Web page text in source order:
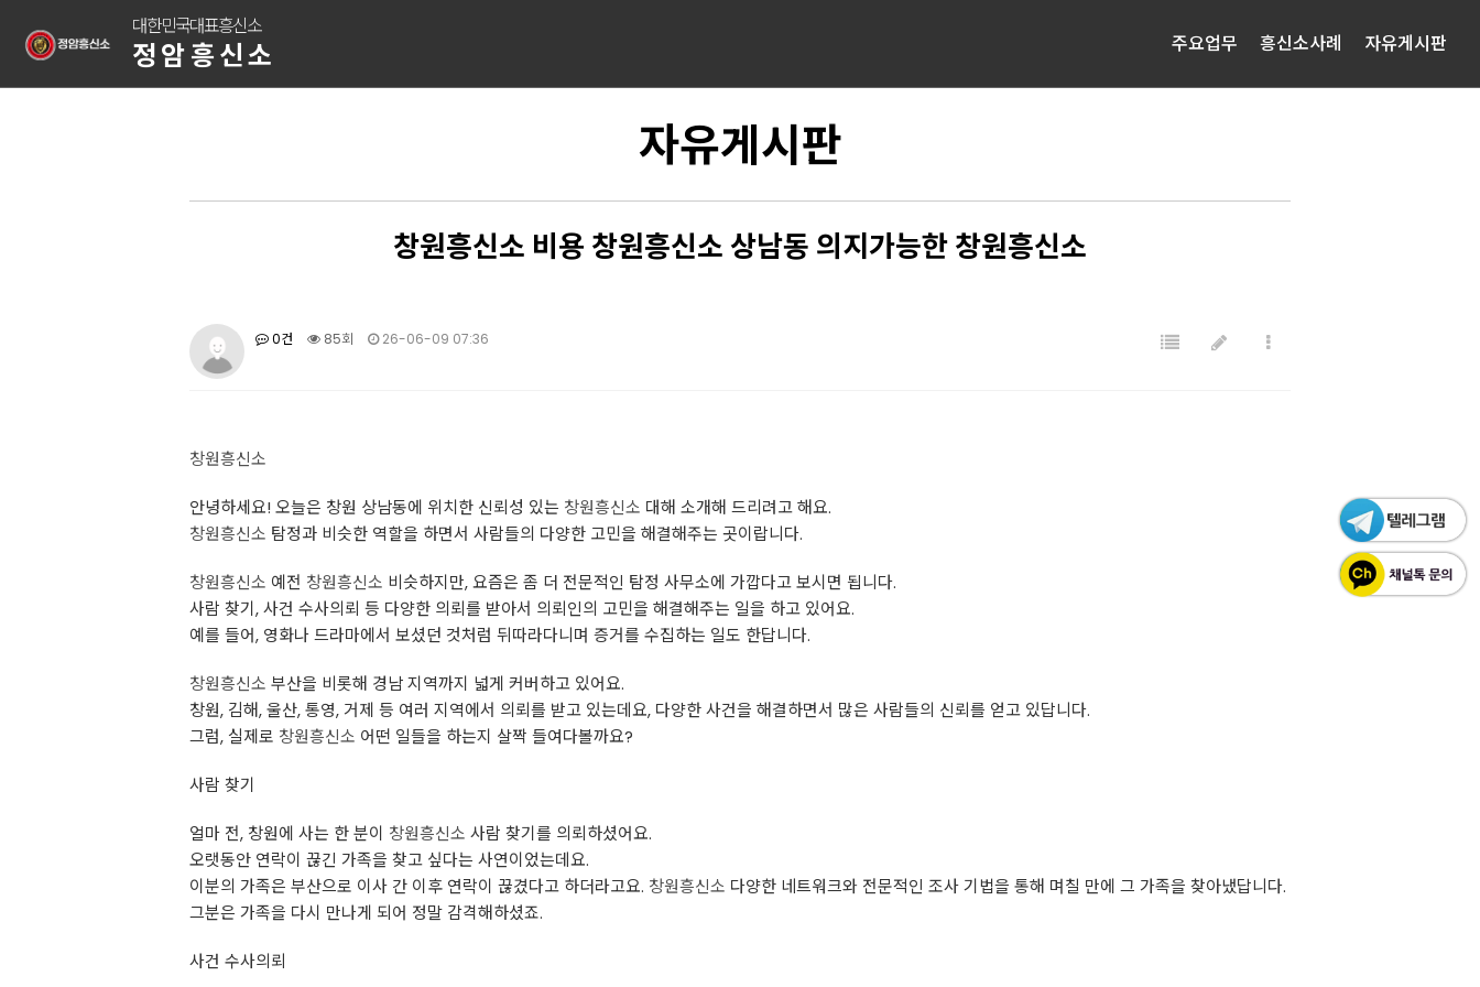
대한민국대표흥신소
정암흥신소 주요업무 흥신소사례 자유게시판
자유게시판
창원흥신소 비용 창원흥신소 상남동 의지가능한 창원흥신소
0건 85회 26-06-09 07:36
창원흥신소
안녕하세요! 오늘은 창원 상남동에 위치한 신뢰성 있는 창원흥신소 대해 소개해 드리려고 해요.
창원흥신소 탐정과 비슷한 역할을 하면서 사람들의 다양한 고민을 해결해주는 곳이랍니다.
창원흥신소 예전 창원흥신소 비슷하지만, 요즘은 좀 더 전문적인 탐정 사무소에 가깝다고 보시면 됩니다.
사람 찾기, 사건 수사의뢰 등 다양한 의뢰를 받아서 의뢰인의 고민을 해결해주는 일을 하고 있어요.
예를 들어, 영화나 드라마에서 보셨던 것처럼 뒤따라다니며 증거를 수집하는 일도 한답니다.
창원흥신소 부산을 비롯해 경남 지역까지 넓게 커버하고 있어요.
창원, 김해, 울산, 통영, 거제 등 여러 지역에서 의뢰를 받고 있는데요, 다양한 사건을 해결하면서 많은 사람들의 신뢰를 얻고 있답니다.
그럼, 실제로 창원흥신소 어떤 일들을 하는지 살짝 들여다볼까요?
사람 찾기
얼마 전, 창원에 사는 한 분이 창원흥신소 사람 찾기를 의뢰하셨어요.
오랫동안 연락이 끊긴 가족을 찾고 싶다는 사연이었는데요.
이분의 가족은 부산으로 이사 간 이후 연락이 끊겼다고 하더라고요. 창원흥신소 다양한 네트워크와 전문적인 조사 기법을 통해 며칠 만에 그 가족을 찾아냈답니다.
그분은 가족을 다시 만나게 되어 정말 감격해하셨죠.
사건 수사의뢰